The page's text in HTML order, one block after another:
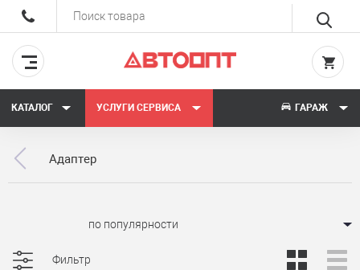
КАТАЛОГ УСЛУГИ СЕРВИСА ГАРАЖ
Адаптер
Фильтр